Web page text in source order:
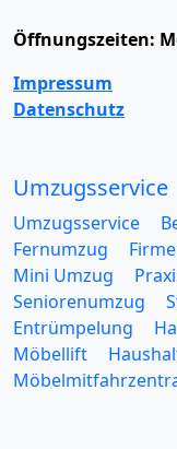
Öffnungszeiten:
Impressum
Datenschutz
Umzugsservice
Umzugsservice
Fernumzug
Mini Umzug
Seniorenumzug
Entrümpelung
Möbellift